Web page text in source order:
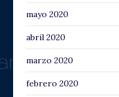
mayo 2020
abril 2020
marzo 2020
febrero 2020